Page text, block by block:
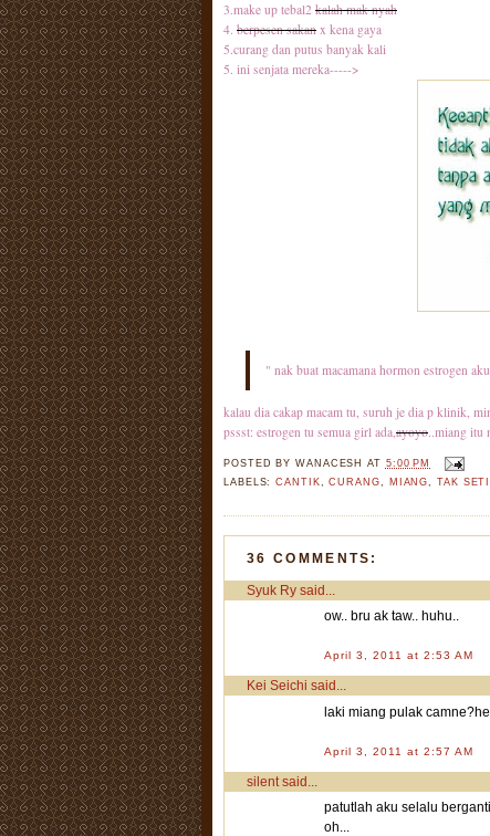
3.make up tebal2 kalah mak nyah
4. berpesen sakan x kena gaya
5.curang dan putus banyak kali
5. ini senjata mereka----->
" nak buat macamana hormon estrogen
kalau dia cakap macam tu, suruh je dia p klinik,
pssst: estrogen tu semua girl ada,ayoyo..miang itu
POSTED BYWANACESH AT 5:00 PM
LABELS:CANTIK ,CURANG MIANG ,TAK
36 COMMENTS:
Syuk Ry said...
ow.. bru ak taw.. huhu..
April 3, 2011 at 2:53 AM
Kei Seichi said...
laki miang pulak
April 3, 2011 at 2:57 AM
silent said...
patutlah aku selalu
oh...